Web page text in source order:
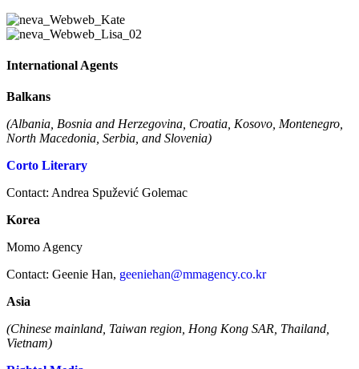
International Agents
Balkans
(Albania, Bosnia and Herzegovina, Croatia, Kosovo, Montenegro,
North Macedonia, Serbia, and Slovenia)
Corto Literary
Contact: Andrea Spužević Golemac
Korea
Momo Agency
Contact: Geenie Han, geeniehan@mmagency.co.kr
Asia
(Chinese mainland, Taiwan region, Hong Kong SAR, Thailand,
Vietnam)